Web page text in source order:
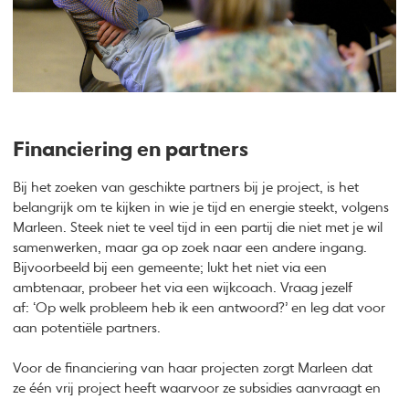
Financiering en partners
Bij het zoeken van geschikte partners bij je project, is het
belangrijk om te kijken in wie je tijd en energie steekt, volgens
Marleen. Steek niet te veel tijd in een partij die niet met je wil
samenwerken, maar ga op zoek naar een andere ingang.
Bijvoorbeeld bij een gemeente; lukt het niet via een
ambtenaar, probeer het via een wijkcoach. Vraag jezelf
af: ‘Op welk probleem heb ik een antwoord?’ en leg dat voor
aan potentiële partners.
Voor de financiering van haar projecten zorgt Marleen dat
ze één vrij project heeft waarvoor ze subsidies aanvraagt en